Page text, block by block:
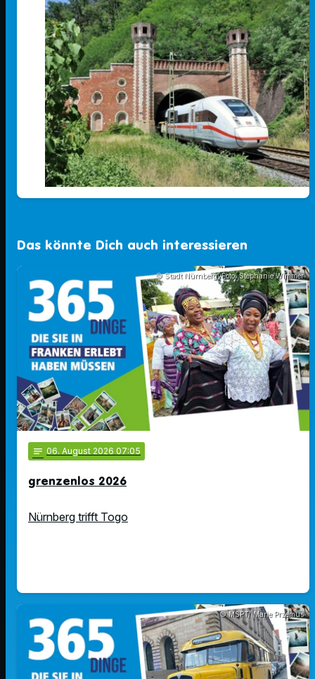
00:00 04:59
Das könnte Dich auch interessieren
© Stadt Nürnberg; Foto: Stephanie Wimmer
notes 06. August 2026 07:05
grenzenlos 2026
Nürnberg trifft Togo
© MSPT/ Marie Przemus